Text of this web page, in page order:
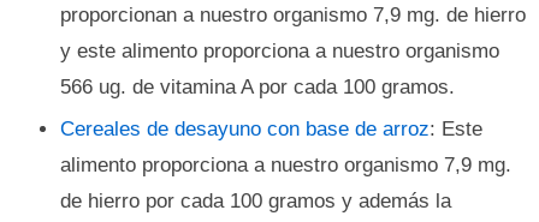
proporcionan a nuestro organismo 7,9 mg. de hierro
y este alimento proporciona a nuestro organismo
566 ug. de vitamina A por cada 100 gramos.
Cereales de desayuno con base de arroz: Este
alimento proporciona a nuestro organismo 7,9 mg.
de hierro por cada 100 gramos y además la